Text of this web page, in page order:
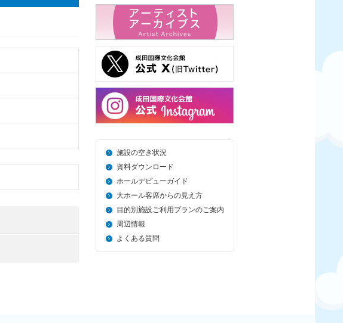
施設の空き状況
資料ダウンロード
ホールデビューガイド
大ホール客席からの見え方
目的別施設ご利用プランのご案内
周辺情報
よくある質問